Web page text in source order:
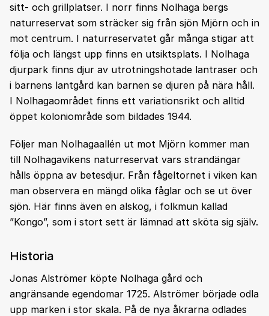
sitt- och grillplatser. I norr finns Nolhaga bergs
naturreservat som sträcker sig från sjön Mjörn och in
mot centrum. I naturreservatet går många stigar att
följa och längst upp finns en utsiktsplats. I Nolhaga
djurpark finns djur av utrotningshotade lantraser och
i barnens lantgård kan barnen se djuren på nära håll.
I Nolhagaområdet finns ett variationsrikt och alltid
öppet koloniområde som bildades 1944.
Följer man Nolhagaallén ut mot Mjörn kommer man
till Nolhagavikens naturreservat vars strandängar
hålls öppna av betesdjur. Från fågeltornet i viken kan
man observera en mängd olika fåglar och se ut över
sjön. Här finns även en alskog, i folkmun kallad
”Kongo”, som i stort sett är lämnad att sköta sig själv.
Historia
Jonas Alströmer köpte Nolhaga gård och
angränsande egendomar 1725. Alströmer började odla
upp marken i stor skala. På de nya åkrarna odlades